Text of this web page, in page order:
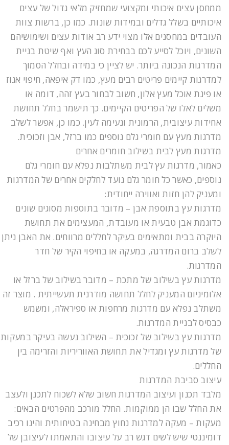
ממחסן עצים איכותי ומקצועי שמחזיק מלאי גדול של עצים
איכותיים בשלל גדלים ובמידות שונות. כמו כן, ברשות צוות
העובדים במחסנים אלו מצוי ידע רב אודות עצים ושימושיהם
השונים, ויוכל לסייע לכם בבחירת סוג העץ ואף שיטת בניית
המדרגות הנכונה ביותר. יש לציין כי במידה ובחלל הסמוך
למדרגות קיימים פריטים רבים מעץ, כמו דק איפאה, חיפוי אגוז
או פינת אוכל מעץ אלון, חשוב לבחור בעץ זהה, דומה או
משלים לאלו של הפריטים הקיימים. כך תישמר בחלל תחושת
אחידות עיצובית, הרמונית ונעימה לעין. כמו כן, אפשר לשלב
מדרגות מעץ עם חומרי גלם נוספים כמו ברזל, אבן וזכוכית.
מדרגות מעץ לבית בשילוב חומרים אחרים
כאמור, מדרגות עץ לבית משתלבות נפלא עם חומרי גלם
נוספים, כאשר כל חומר גלם נועד לחלקים אחרים של המדרגות
ומעניק להן חזות ואווירה ייחודית:
מדרגות עץ בתוספת אבן – מדובר בתוספות מסוגים שונים
כדוגמת אבן טבעית או מעובדת, המעצימים את תחושת
היוקרה בבית ומתאימים בעיקר לחללים מרווחים. את האבן ניתן
לשלב ברום המדרגה, במעקה או בחיפוי הקיר של חדר
המדרגות.
מדרגות עץ בשילוב של מתכת – מדובר בשילוב של ברזל או
אלומיניום המעניק לחלל תחושה מודרנית תעשייתית . מוצר זה
משתלב נפלא עם מדרגות מרחפות או ספיראלה, ומשמש
כבסיס לבניית המדרגות.
מדרגות עץ בשילוב של זכוכית – השילוב נעשה בעיקר במעקות
של מדרגות עץ ומגדיל את תחושת האווריריות והזרימה בין
החללים.
עיצוב סביבת המדרגות
מלבד תכנון ועיצוב המדרגות חשוב שלא לשכוח לתכנן ולעצב
את החלל שבו הן ממוקמות. החלל מורכב מהפרטים הבאים:
מעקות – מעקה למדרגות נחוץ מבחינה בטיחותית והינו רכיב
דומיננטי שיש לשים דגש רב על עיצובו והתאמתו לעיצובן של